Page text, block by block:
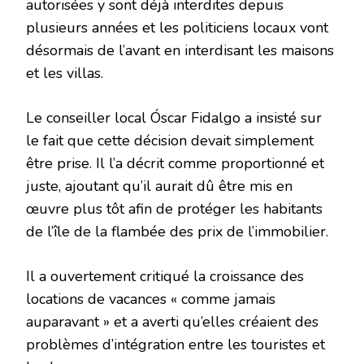
autorisées y sont déjà interdites depuis
plusieurs années et les politiciens locaux vont
désormais de l’avant en interdisant les maisons
et les villas.
Le conseiller local Óscar Fidalgo a insisté sur
le fait que cette décision devait simplement
être prise. Il l’a décrit comme proportionné et
juste, ajoutant qu’il aurait dû être mis en
œuvre plus tôt afin de protéger les habitants
de l’île de la flambée des prix de l’immobilier.
Il a ouvertement critiqué la croissance des
locations de vacances « comme jamais
auparavant » et a averti qu’elles créaient des
problèmes d’intégration entre les touristes et